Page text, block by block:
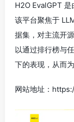
H2O EvalGPT 是
该平台聚焦于
据集，对主流开
以通过排行榜与
下的表现，从而
网站地址：